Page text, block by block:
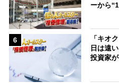
ーから
6
「キオ
日は遠
投資家